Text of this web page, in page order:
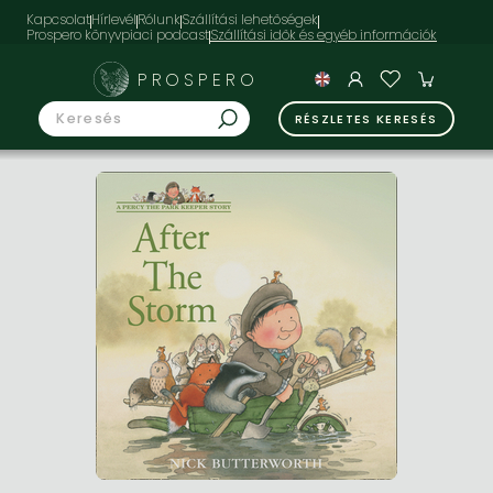
KapcsolatHírlevélRólunkSzállítási lehetőségek
Prospero könyvpiaci podcast
PROSPERO
RÉSZLETES KERESÉS